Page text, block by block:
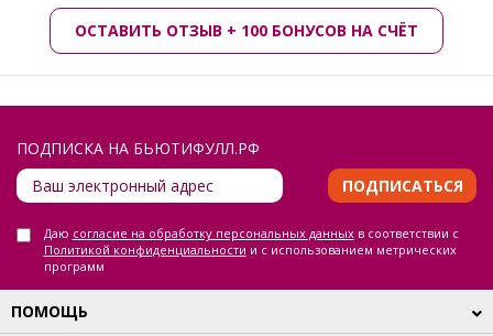
ОСТАВИТЬ ОТЗЫВ + 100 БОНУСОВ НА СЧЁТ
ПОДПИСКА НА БЬЮТИФУЛЛ.РФ
ПОДПИСАТЬСЯ
Даю согласие на обработку персональных данныхв соответствии с
Политикой конфиденциальности и с использованием метрических
программ
ПОМОЩЬ